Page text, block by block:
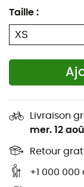
Taille :
Livraison
mer. 12
Retour
+1 000
visibilité
Tissu
l'abrasion,
Panneaux
Passage
la plupart
Boucle de